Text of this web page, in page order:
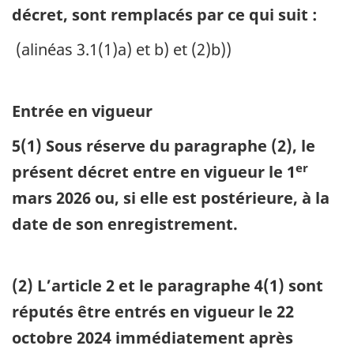
décret, sont remplacés par ce qui suit :
(alinéas 3.1(1)a) et b) et (2)b))
Entrée en vigueur
5(1) Sous réserve du paragraphe (2), le
présent décret entre en vigueur le 1er
mars 2026 ou, si elle est postérieure, à la
date de son enregistrement.
(2) L’article 2 et le paragraphe 4(1) sont
réputés être entrés en vigueur le 22
octobre 2024 immédiatement après